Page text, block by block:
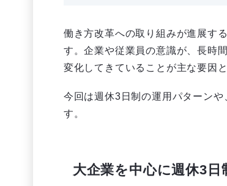
働き方改革への取り組みが進展す
す。企業や従業員の意識が、長時
変化してきていることが主な要因
今回は週休3日制の運用パターン
す。
大企業を中心に週休3